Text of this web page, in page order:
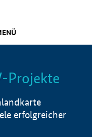
Info
Projekte
erfolgreicher